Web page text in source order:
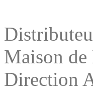
Maison de
Direction